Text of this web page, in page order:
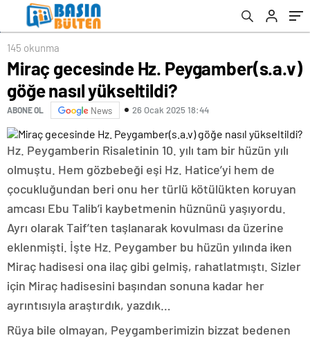
145 okunma
Miraç gecesinde Hz. Peygamber(s.a.v)
göğe nasıl yükseltildi?
ABONE OL News 26 Ocak 2025 18:44
Hz. Peygamberin Risaletinin 10. yılı tam bir hüzün yılı
olmuştu. Hem gözbebeği eşi Hz. Hatice’yi hem de
çocukluğundan beri onu her türlü kötülükten koruyan
amcası Ebu Talib’i kaybetmenin hüznünü yaşıyordu.
Ayrı olarak Taif’ten taşlanarak kovulması da üzerine
eklenmişti. İşte Hz. Peygamber bu hüzün yılında iken
Miraç hadisesi ona ilaç gibi gelmiş, rahatlatmıştı. Sizler
için Miraç hadisesini başından sonuna kadar her
ayrıntısıyla araştırdık, yazdık…
Rüya bile olmayan, Peygamberimizin bizzat bedenen